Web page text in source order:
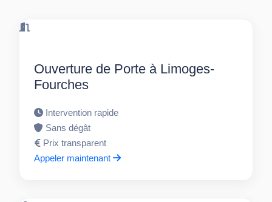
Ouverture de Porte à Limoges-
Fourches
Intervention rapide
Sans dégât
Prix transparent
Appeler maintenant